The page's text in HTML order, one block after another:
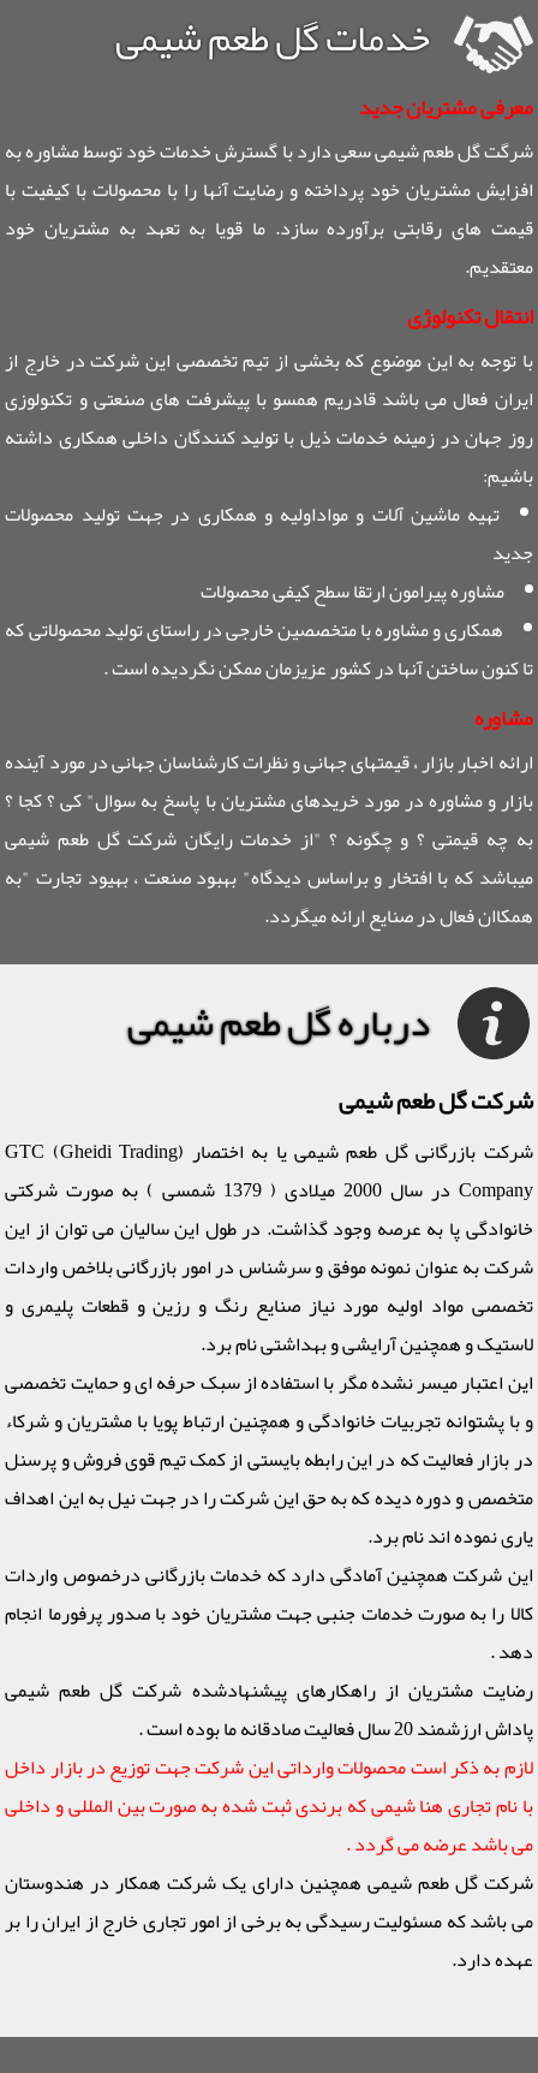
خدمات گل طعم شیمی
معرفی مشتریان جدید
شرگت گل طعم شیمی سعی دارد با گسترش خدمات خود توسط مشاوره به
افزایش مشتریان خود پرداخته و رضایت آنها را با محصولات با کیفیت با
قیمت های رقابتی برآورده سازد. ما قویا به تعهد به مشتریان خود
معتقدیم.
انتقال تکنولوژی
با توجه به این موضوع که بخشی از تیم تخصصی این شرکت در خارج از
ایران فعال می باشد قادریم همسو با پیشرفت های صنعتی و تکنولوزی
روز جهان در زمینه خدمات ذیل با تولید کنندگان داخلی همکاری داشته
باشیم:
تهیه ماشین آلات و مواداولیه و همکاری در جهت تولید محصولات
جدید
مشاوره پیرامون ارتقا سطح کیفی محصولات
همکاری و مشاوره با متخصصین خارجی در راستای تولید محصولاتی که
تا کنون ساختن آنها در کشور عزیزمان ممکن نگردیده است .
مشاوره
ارائه اخبار بازار ، قیمتهای جهانی و نظرات کارشناسان جهانی در مورد آینده
بازار و مشاوره در مورد خریدهای مشتریان با پاسخ به سوال" کی ؟ کجا ؟
به چه قیمتی ؟ و چگونه ؟ "از خدمات رایگان شرکت گل طعم شیمی
میباشد که با افتخار و براساس دیدگاه" بهبود صنعت ، بهیود تجارت "به
همکاان فعال در صنایع ارائه میگردد.
درباره گل طعم شیمی
شرکت گل طعم شیمی
شرکت بازرگانی گل طعم شیمی یا به اختصار (GTC (Gheidi Trading
Company در سال 2000 میلادی ( 1379 شمسی ) به صورت شرکتی
خانوادگی پا به عرصه وجود گذاشت. در طول این سالیان می توان از این
شرکت به عنوان نمونه موفق و سرشناس در امور بازرگانی بلاخص واردات
تخصصی مواد اولیه مورد نیاز صنایع رنگ و رزین و قطعات پلیمری و
لاستیک و همچنین آرایشی و بهداشتی نام برد.
این اعتبار میسر نشده مگر با استفاده از سبک حرفه ای و حمایت تخصصی
و با پشتوانه تجربیات خانوادگی و همچنین ارتباط پویا با مشتریان و شرکاء
در بازار فعالیت که در این رابطه بایستی از کمک تیم قوی فروش و پرسنل
متخصص و دوره دیده که به حق این شرکت را در جهت نیل به این اهداف
یاری نموده اند نام برد.
این شرکت همچنین آمادگی دارد که خدمات بازرگانی درخصوص واردات
کالا را به صورت خدمات جنبی جهت مشتریان خود با صدور پرفورما انجام
دهد .
رضایت مشتریان از راهکارهای پیشنهادشده شرکت گل طعم شیمی
پاداش ارزشمند 20 سال فعالیت صادقانه ما بوده است .
لازم به ذکر است محصولات وارداتی این شرکت جهت توزیع در بازار داخل
با نام تجاری هنا شیمی که برندی ثبت شده به صورت بین المللی و داخلی
می باشد عرضه می گردد .
شرکت گل طعم شیمی همچنین دارای یک شرکت همکار در هندوستان
می باشد که مسئولیت رسیدگی به برخی از امور تجاری خارج از ایران را بر
عهده دارد.